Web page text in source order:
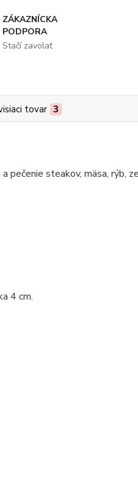
ZÁKAZNÍCKA
PODPORA
Stačí zavolať
tovar 3
pečenie steakov, mäsa, rýb,
4 cm.